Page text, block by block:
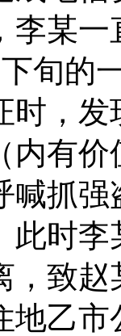
李某
旬的
时，
内有
喊抓
此时
，致
地乙